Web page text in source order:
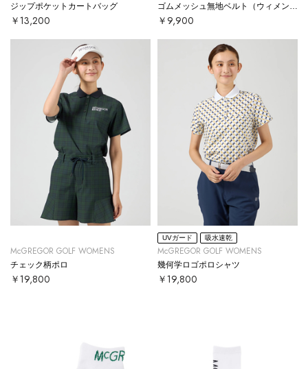
ジップポケットカートバッグ
￥13,200 ￥9,900
McGREGOR GOLF WOMENS
チェック柄ポロ
￥19,800
UVガード 吸水速乾
McGREGOR GOLF WOMENS
幾何学ロゴポロシャツ
￥19,800